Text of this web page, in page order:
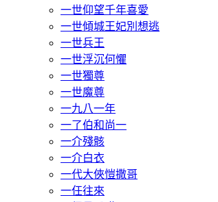
一世仰望千年喜愛
一世傾城王妃別想逃
一世兵王
一世浮沉何懼
一世獨尊
一世魔尊
一九八一年
一了伯和尚一
一介殘骸
一介白衣
一代大俠愷撒哥
一任往來